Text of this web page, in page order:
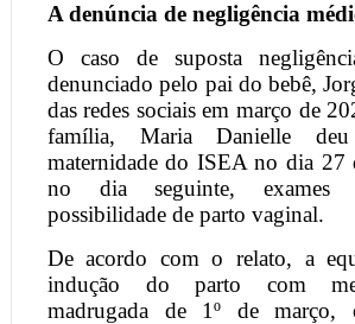
A denúncia de negligência
O caso de suposta
denunciado pelo pai do bebê,
das redes sociais em março de
família, Maria Danielle
maternidade do ISEA no dia 27
no dia seguinte, exames
possibilidade de parto vaginal.
De acordo com o relato, a
indução do parto com
madrugada de 1º de março,